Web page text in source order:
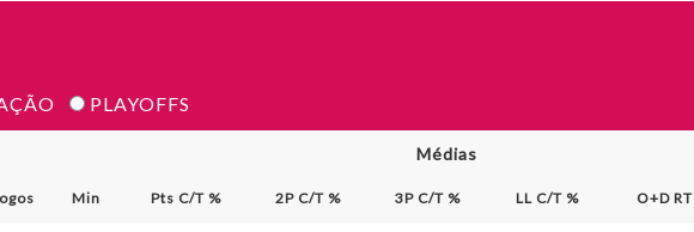
PLAYOFFS
Médias
Min Pts C/T % 2P C/T % 3P C/T % LL C/T % O+D RT